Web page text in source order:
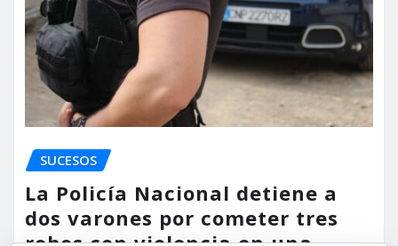
SUCESOS
La Policía Nacional detiene a
dos varones por cometer tres